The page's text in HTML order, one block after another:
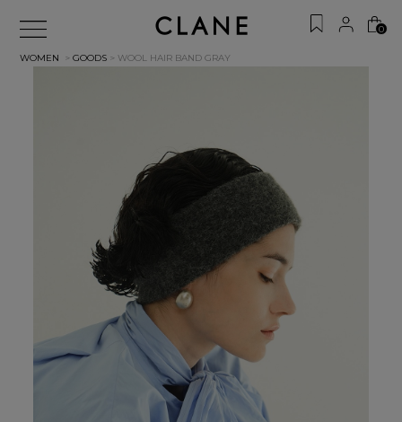
0
WOMEN >GOODS > WOOL HAIR BANDGRAY